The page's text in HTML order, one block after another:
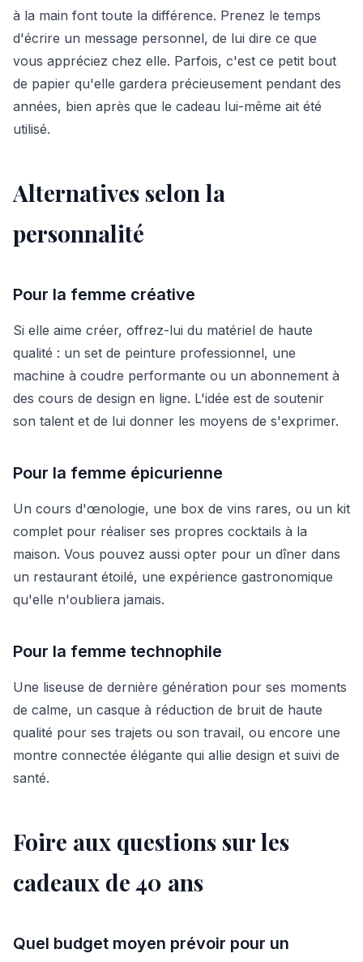
à la main font toute la différence. Prenez le temps
d'écrire un message personnel, de lui dire ce que
vous appréciez chez elle. Parfois, c'est ce petit bout
de papier qu'elle gardera précieusement pendant des
années, bien après que le cadeau lui-même ait été
utilisé.
Alternatives selon la
personnalité
Pour la femme créative
Si elle aime créer, offrez-lui du matériel de haute
qualité : un set de peinture professionnel, une
machine à coudre performante ou un abonnement à
des cours de design en ligne. L'idée est de soutenir
son talent et de lui donner les moyens de s'exprimer.
Pour la femme épicurienne
Un cours d'œnologie, une box de vins rares, ou un kit
complet pour réaliser ses propres cocktails à la
maison. Vous pouvez aussi opter pour un dîner dans
un restaurant étoilé, une expérience gastronomique
qu'elle n'oubliera jamais.
Pour la femme technophile
Une liseuse de dernière génération pour ses moments
de calme, un casque à réduction de bruit de haute
qualité pour ses trajets ou son travail, ou encore une
montre connectée élégante qui allie design et suivi de
santé.
Foire aux questions sur les
cadeaux de 40 ans
Quel budget moyen prévoir pour un